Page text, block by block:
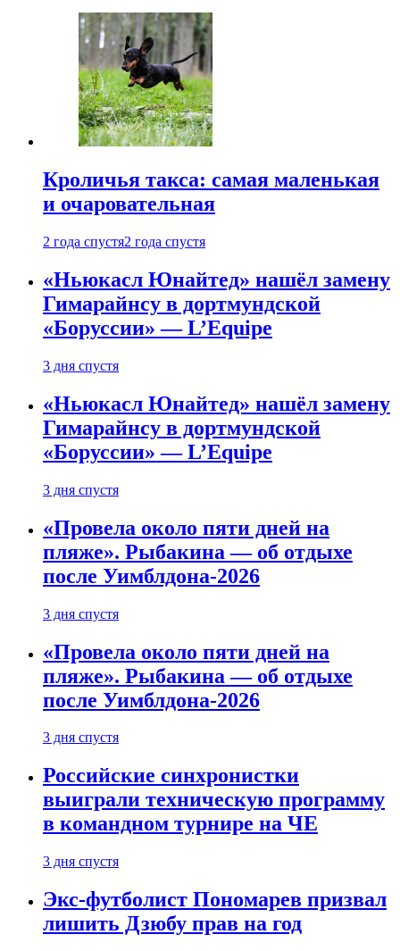
Кроличья такса: самая маленькая
и очаровательная
2 года спустя2 года спустя
«Ньюкасл Юнайтед» нашёл замену
Гимарайнсу в дортмундской
«Боруссии» — L’Equipe
3 дня спустя
«Ньюкасл Юнайтед» нашёл замену
Гимарайнсу в дортмундской
«Боруссии» — L’Equipe
3 дня спустя
«Провела около пяти дней на
пляже». Рыбакина — об отдыхе
после Уимблдона-2026
3 дня спустя
«Провела около пяти дней на
пляже». Рыбакина — об отдыхе
после Уимблдона-2026
3 дня спустя
Российские синхронистки
выиграли техническую программу
в командном турнире на ЧЕ
3 дня спустя
Экс-футболист Пономарев призвал
лишить Дзюбу прав на год